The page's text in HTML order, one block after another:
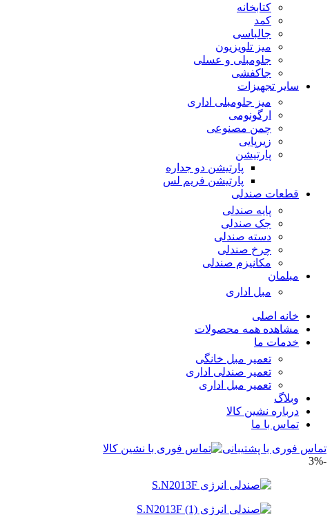
کتابخانه
کمد
جالباسی
میز تلویزیون
جلومبلی و عسلی
جاکفشی
سایر تجهیزات
میز جلومبلی اداری
ارگونومی
چمن مصنوعی
زیرپایی
پارتیشن
پارتیشن دو جداره
پارتیشن فریم لس
قطعات صندلی
پایه صندلی
جک صندلی
دسته صندلی
چرخ صندلی
مکانیزم صندلی
مبلمان
مبل اداری
خانه اصلی
مشاهده همه محصولات
خدمات ما
تعمیر مبل خانگی
تعمیر صندلی اداری
تعمیر مبل اداری
وبلاگ
درباره نشین کالا
تماس با ما
تماس فوری با پشتیبانی
-3%